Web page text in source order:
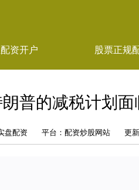
资开户 股票正规
普的减税计划
盘配资 平台：配资炒股网站 更